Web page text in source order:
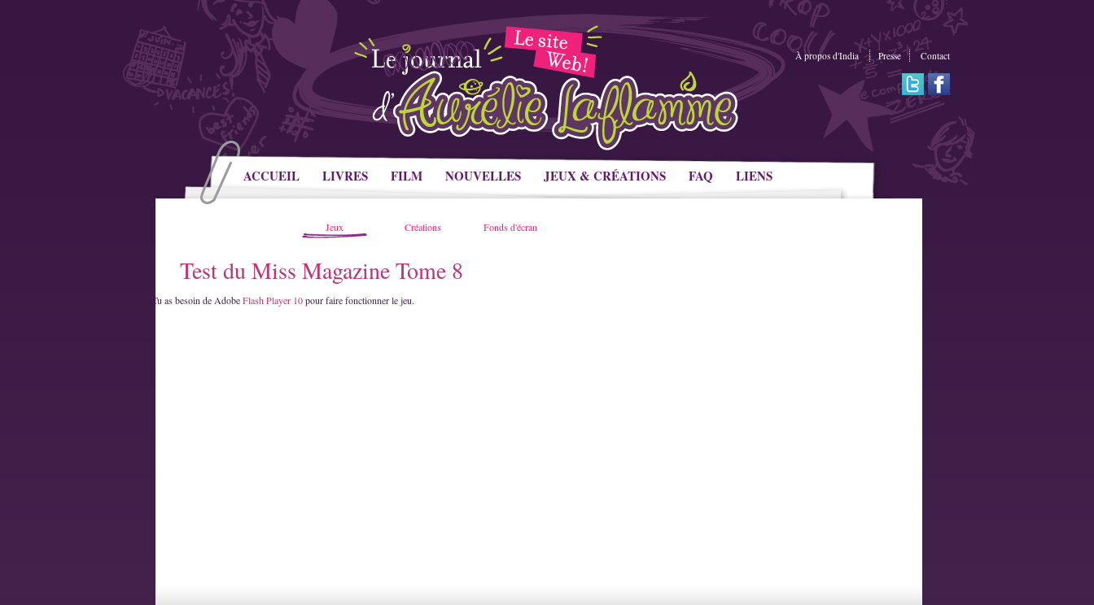
ACCUEIL LIVRES FILM NOUVELLES JEUX & CRÉATIONS FAQ LIENS
À propos d'India Presse Contact
Jeux Créations Fonds d'écran
Test du Miss Magazine Tome 8
Tu as besoin de AdobeFlash Player 10pour faire fonctionner le jeu.